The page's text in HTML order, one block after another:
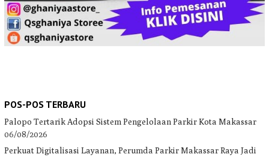
POS-POS TERBARU
Palopo Tertarik Adopsi Sistem Pengelolaan Parkir Kota Makassar
06/08/2026
Perkuat Digitalisasi Layanan, Perumda Parkir Makassar Raya Jadi